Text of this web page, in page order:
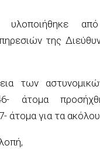
υλοποιήθηκε από
της
των
άτομα
άτομα για τα